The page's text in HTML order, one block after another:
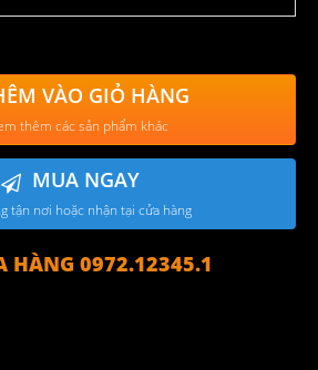
VÀO GIỎ HÀNG
thêm các sản phẩm khác
MUA NGAY
tận nơi hoặc nhận tại cửa hàng
HÀNG 0972.12345.1